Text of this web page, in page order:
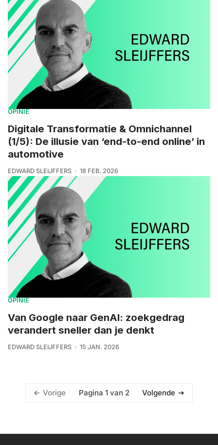
OPINIE
Digitale Transformatie & Omnichannel
(1/5): De illusie van ‘end-to-end online’ in
automotive
EDWARD SLEIJFFERS 18 FEB. 2026
OPINIE
Van Google naar GenAI: zoekgedrag
verandert sneller dan je denkt
EDWARD SLEIJFFERS 15 JAN. 2026
Vorige Pagina 1 van 2 Volgende